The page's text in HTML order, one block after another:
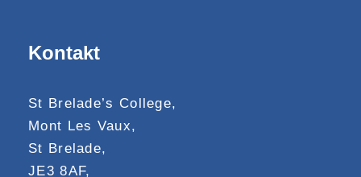
Kontakt
St Brelade’s College,
Mont Les Vaux,
St Brelade,
JE3 8AF,